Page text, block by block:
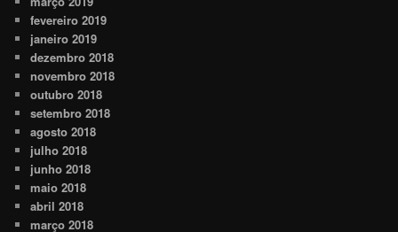
fevereiro 2019
janeiro 2019
dezembro 2018
novembro 2018
outubro 2018
setembro 2018
agosto 2018
julho 2018
junho 2018
maio 2018
abril 2018
março 2018